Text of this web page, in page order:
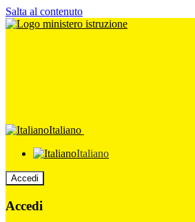
Salta al contenuto
Italiano
Italiano
Accedi
Accedi